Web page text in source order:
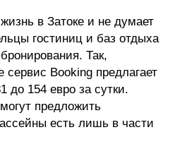
в Затоке и не думает
гостиниц и баз отдыха
Так,
Booking предлагает
до 154 евро за сутки.
предложить
есть лишь в части